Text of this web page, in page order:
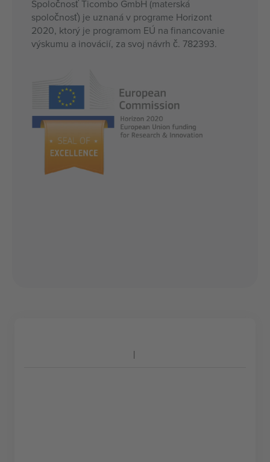
Spoločnosť Ticombo GmbH (materská
spoločnosť) je uznaná v programe Horizont
2020, ktorý je programom EÚ na financovanie
výskumu a inovácií, za svoj návrh č. 782393.